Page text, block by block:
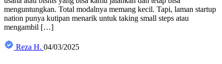
menguntungkan. Total modalnya memang kecil. Tapi, laman startup
nation punya kutipan menarik untuk taking small steps atau
mengambil […]
Reza H. 04/03/2025